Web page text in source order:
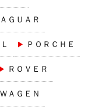
ＡＧＵＡＲ
ＰＯＲＣＨＥ
ＲＯＶＥＲ
ＡＧＥＮ